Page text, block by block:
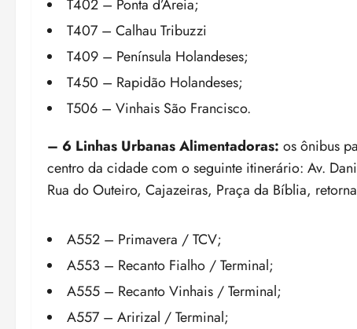
T402 – Ponta d’Areia;
T407 – Calhau Tribuzzi
T409 – Península Holandeses;
T450 – Rapidão Holandeses;
T506 – Vinhais São Francisco.
– 6 Linhas Urbanas Alimentadoras: os ônibus
centro da cidade com o seguinte itinerário: Av.
Rua do Outeiro, Cajazeiras, Praça da Bíblia,
A552 – Primavera / TCV;
A553 – Recanto Fialho / Terminal;
A555 – Recanto Vinhais / Terminal;
A557 – Aririzal / Terminal;